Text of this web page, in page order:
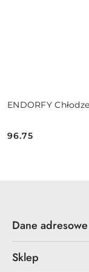
ENDORFY
Cena:
96.75
Dane adresowe
Sklep